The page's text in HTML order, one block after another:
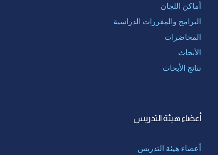
أماكن اللجان
البرامج والمقررات الدراسية
المحاضرات
الأبحاث
نتائج الأبحاث
أعضاء هيئة التدريس
أعضاء هيئة التدريس